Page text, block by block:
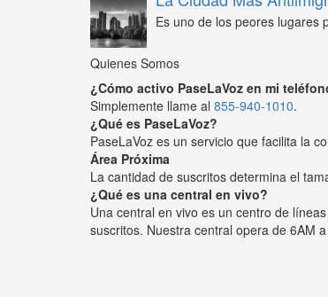
Es uno de los peores lugares
Quienes Somos
¿Cómo activo PaseLaVoz en mi
Simplemente llame al 855-940-1010.
¿Qué es PaseLaVoz?
PaseLaVoz es un servicio que facilita la
Área Próxima
La cantidad de suscritos determina el
¿Qué es una central en vivo?
Una central en vivo es un centro de
suscritos. Nuestra central opera de 6AM